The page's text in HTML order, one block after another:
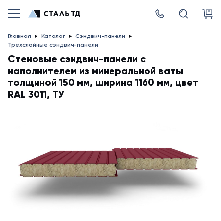
Главная Каталог
Сэндвич-панели
Трёхслойные сэндвич-панели
Стеновые сэндвич-панели с
наполнителем из минеральной ваты
толщиной 150 мм, ширина 1160 мм, цвет
RAL 3011, ТУ